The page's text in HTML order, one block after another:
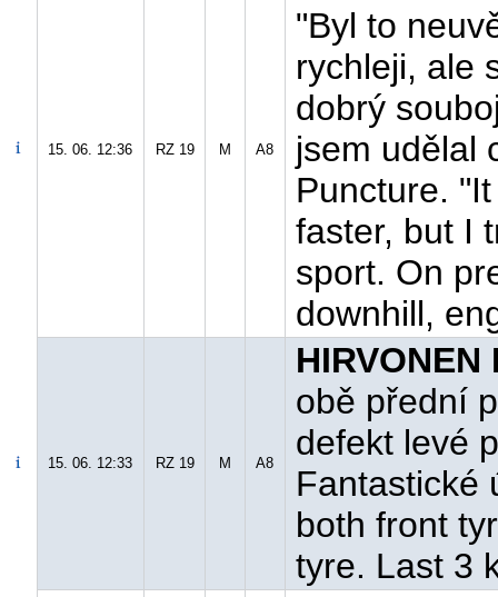
15. 06. 12:36 RZ 19 M A8
"Byl to
rychleji, ale
dobrý
jsem udělal
Puncture.
faster, but I
sport. On
downhill,
15. 06. 12:33 RZ 19 M A8
HIRVONEN
obě přední
defekt levé
Fantastické
both front
tyre. Last 3